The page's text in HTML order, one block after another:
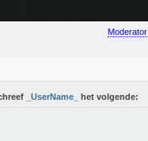
Moderator
_UserName_ het volgende: